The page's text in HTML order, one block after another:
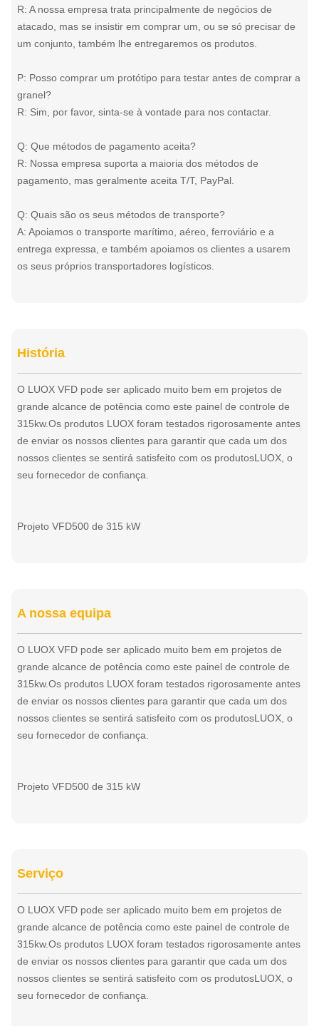
R: A nossa empresa trata principalmente de negócios de
atacado, mas se insistir em comprar um, ou se só precisar de
um conjunto, também lhe entregaremos os produtos.
P: Posso comprar um protótipo para testar antes de comprar a
granel?
R: Sim, por favor, sinta-se à vontade para nos contactar.
Q: Que métodos de pagamento aceita?
R: Nossa empresa suporta a maioria dos métodos de
pagamento, mas geralmente aceita T/T, PayPal.
Q: Quais são os seus métodos de transporte?
A: Apoiamos o transporte marítimo, aéreo, ferroviário e a
entrega expressa, e também apoiamos os clientes a usarem
os seus próprios transportadores logísticos.
História
O LUOX VFD pode ser aplicado muito bem em projetos de
grande alcance de potência como este painel de controle de
315kw.Os produtos LUOX foram testados rigorosamente antes
de enviar os nossos clientes para garantir que cada um dos
nossos clientes se sentirá satisfeito com os produtosLUOX, o
seu fornecedor de confiança.
Projeto VFD500 de 315 kW
A nossa equipa
O LUOX VFD pode ser aplicado muito bem em projetos de
grande alcance de potência como este painel de controle de
315kw.Os produtos LUOX foram testados rigorosamente antes
de enviar os nossos clientes para garantir que cada um dos
nossos clientes se sentirá satisfeito com os produtosLUOX, o
seu fornecedor de confiança.
Projeto VFD500 de 315 kW
Serviço
O LUOX VFD pode ser aplicado muito bem em projetos de
grande alcance de potência como este painel de controle de
315kw.Os produtos LUOX foram testados rigorosamente antes
de enviar os nossos clientes para garantir que cada um dos
nossos clientes se sentirá satisfeito com os produtosLUOX, o
seu fornecedor de confiança.